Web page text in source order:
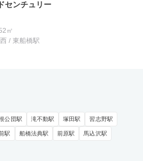
センチュリー
㎡
/ 東船橋駅
公団駅 滝不動駅 塚田駅 習志野駅
駅 船橋法典駅 前原駅 馬込沢駅